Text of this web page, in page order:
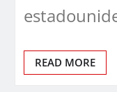
READ MORE